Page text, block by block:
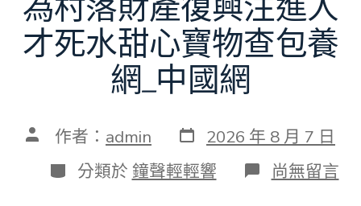
為村落財產復興注進人
才死水甜心寶物查包養
網_中國網
文 作者： admin 發
表
日
期
2026 年 8 月 7 日
分
類
分類於 鐘聲輕輕響 在
〈為
尚無留言